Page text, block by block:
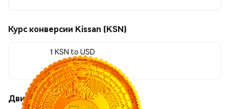
Курс конверсии Kissan (KSN)
1 KSN to USD
$0.086287
Движения цены Kissan (KSN)